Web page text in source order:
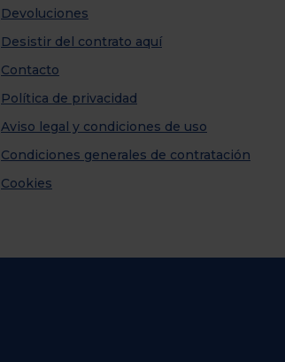
Devoluciones
Desistir del contrato aquí
Contacto
Política de privacidad
Aviso legal y condiciones de uso
Condiciones generales de contratación
Cookies